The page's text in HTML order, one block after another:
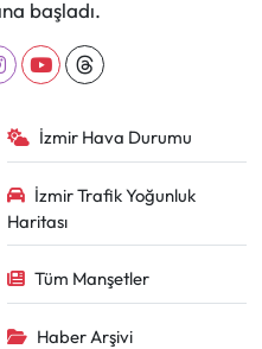
başladı.
İzmir Hava Durumu
İzmir Trafik Yoğunluk
Haritası
Tüm Manşetler
Haber Arşivi